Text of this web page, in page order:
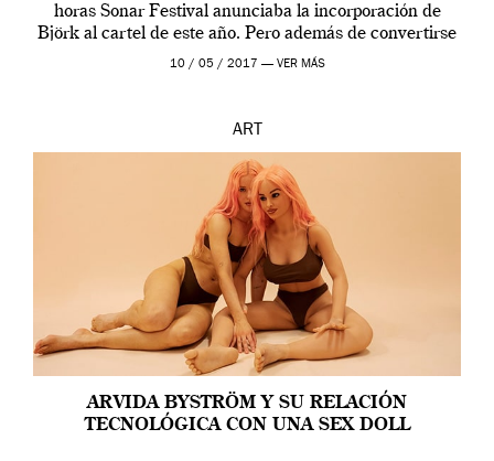
horas Sonar Festival anunciaba la incorporación de
Björk al cartel de este año. Pero además de convertirse
en una de las actuaciones más relevantes […]
10 / 05 / 2017 — VER MÁS
ART
ARVIDA BYSTRÖM Y SU RELACIÓN
TECNOLÓGICA CON UNA SEX DOLL